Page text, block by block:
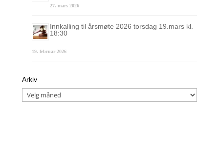
27. mars 2026
Innkalling til årsmøte 2026 torsdag 19.mars kl.
18:30
19. februar 2026
Arkiv
Arkiv